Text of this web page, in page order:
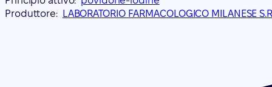
Produttore:
LABORATORIO FARMACOLOGICO MILANESE